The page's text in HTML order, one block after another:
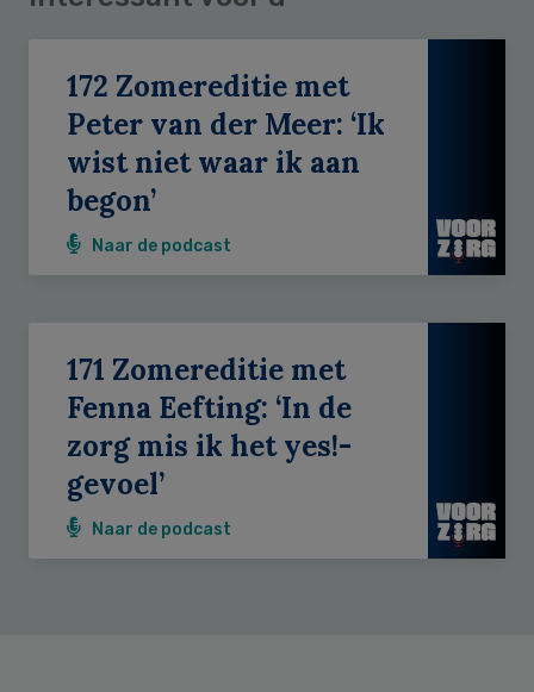
172 Zomereditie met
Peter van der Meer: ‘Ik
wist niet waar ik aan
begon’
Naar de podcast
171 Zomereditie met
Fenna Eefting: ‘In de
zorg mis ik het yes!-
gevoel’
Naar de podcast